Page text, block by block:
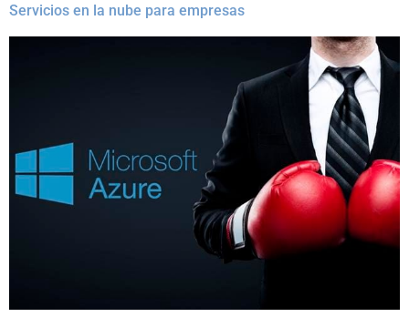
Servicios en la nube para empresas